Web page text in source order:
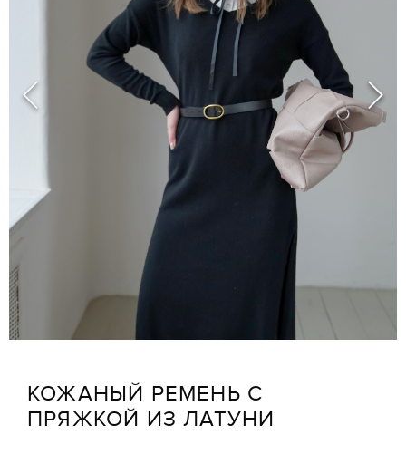
КОЖАНЫЙ РЕМЕНЬ С
ПРЯЖКОЙ ИЗ ЛАТУНИ